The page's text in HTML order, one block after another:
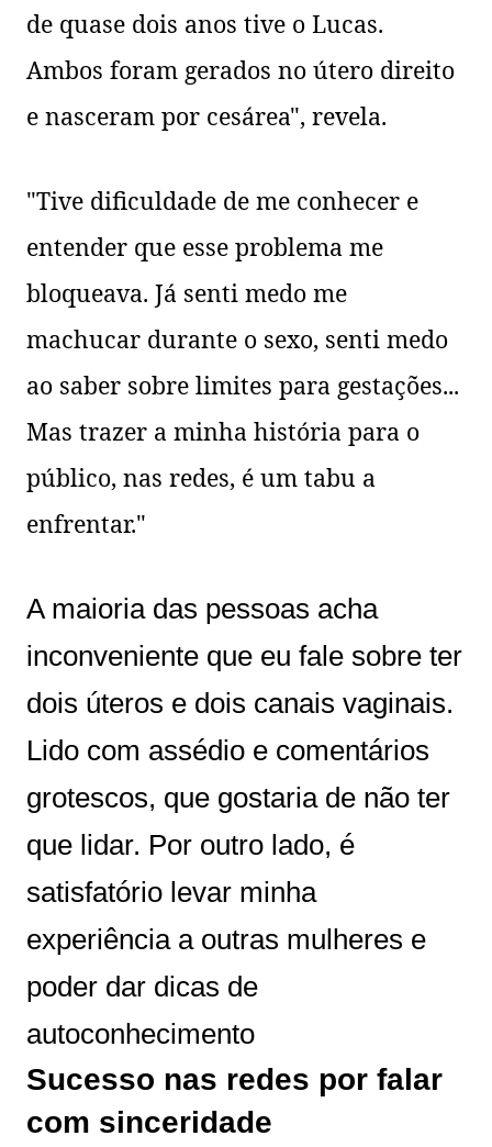
de quase dois anos tive o Lucas.
Ambos foram gerados no útero direito
e nasceram por cesárea", revela.
"Tive dificuldade de me conhecer e
entender que esse problema me
bloqueava. Já senti medo me
machucar durante o sexo, senti medo
ao saber sobre limites para gestações...
Mas trazer a minha história para o
público, nas redes, é um tabu a
enfrentar."
A maioria das pessoas acha
inconveniente que eu fale sobre ter
dois úteros e dois canais vaginais.
Lido com assédio e comentários
grotescos, que gostaria de não ter
que lidar. Por outro lado, é
satisfatório levar minha
experiência a outras mulheres e
poder dar dicas de
autoconhecimento
Sucesso nas redes por falar
com sinceridade